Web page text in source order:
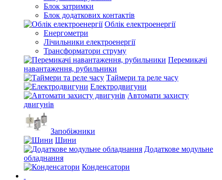
Блок затримки
Блок додаткових контактів
Облік електроенергії
Енергометри
Лічильники електроенергії
Трансформатори струму
Перемикачі
навантаження, рубильники
Таймери та реле часу
Електродвигуни
Автомати захисту
двигунів
Запобіжники
Шини
Додаткове модульне
обладнання
Конденсатори